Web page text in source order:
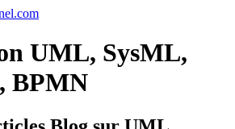
UML, SysML,
BPMN